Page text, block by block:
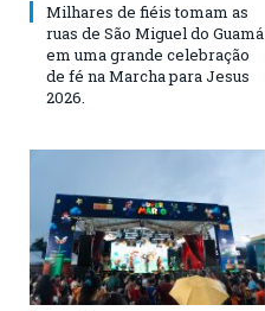
Milhares de fiéis tomam as
ruas de São Miguel do Guamá
em uma grande celebração
de fé na Marcha para Jesus
2026.